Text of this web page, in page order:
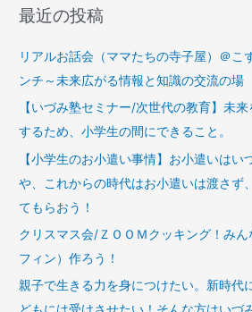
最近の投稿
リアルお話会（ママたちの寺子屋）＠こ
ンチ～未来広がる情報と知識の交流の場
【いづみ塾セミナー/次世代の教育】未
するため、小学生の間にできること。
【小学生のお小遣い事情】お小遣いはい
や、これからの時代はお小遣いは渡さず
てもらおう！
クリスマス会/ＺＯＯＭクッキング！み
フィン）作ろう！
親子で生きる力を身につけたい。新時代